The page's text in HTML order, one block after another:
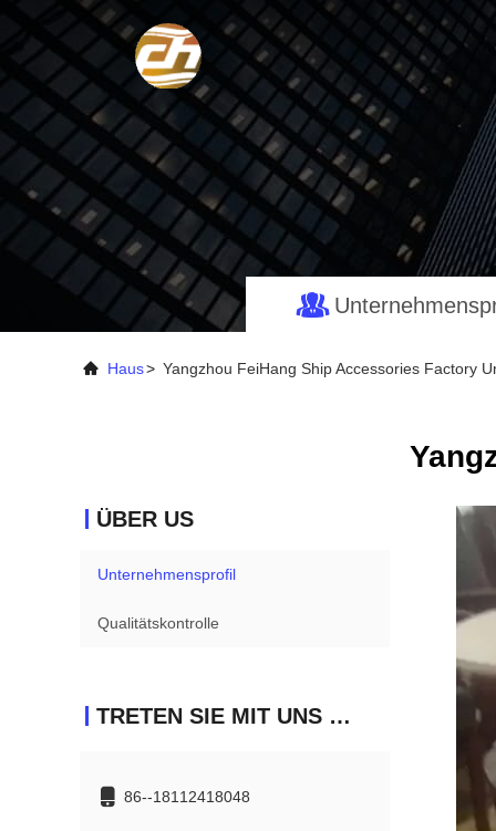
Haus> Yangzhou FeiHang Ship Accessories Factory
ÜBER US
Unternehmensprofil
Qualitätskontrolle
TRETEN SIE MIT UNS IN VERBINDUNG
86--18112418048